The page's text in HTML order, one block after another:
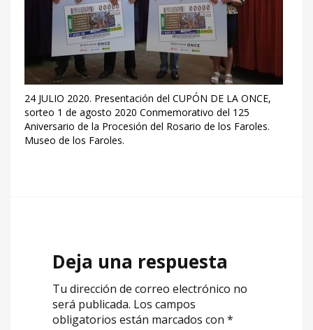
24 JULIO 2020. Presentación del CUPÓN DE LA ONCE,
sorteo 1 de agosto 2020 Conmemorativo del 125
Aniversario de la Procesión del Rosario de los Faroles.
Museo de los Faroles.
Deja una respuesta
Tu dirección de correo electrónico no
será publicada. Los campos
obligatorios están marcados con *